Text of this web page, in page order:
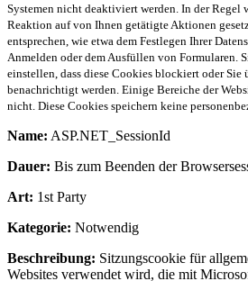
Systemen nicht deaktiviert werden. In der Regel
Reaktion auf von Ihnen getätigte Aktionen
entsprechen, wie etwa dem Festlegen Ihrer
Anmelden oder dem Ausfüllen von Formularen.
einstellen, dass diese Cookies blockiert oder Sie
benachrichtigt werden. Einige Bereiche der
nicht. Diese Cookies speichern keine
Name: ASP.NET_SessionId
Dauer: Bis zum Beenden der
Art: 1st Party
Kategorie: Notwendig
Beschreibung: Sitzungscookie für
Websites verwendet wird, die mit